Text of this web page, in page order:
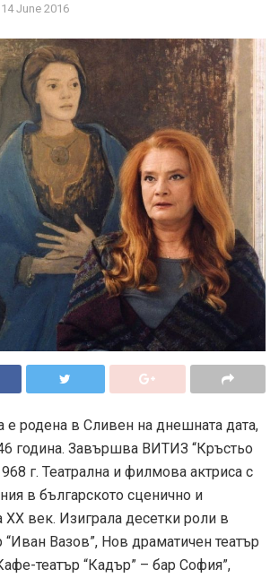
14 June 2016
е родена в Сливен на днешната дата,
година. Завършва ВИТИЗ “Кръстьо
г. Театрална и филмова актриса с
в българското сценично и
ХХ век. Изиграла десетки роли в
“Иван Вазов”, Нов драматичен театър
театър “Кадър” – бар София”,